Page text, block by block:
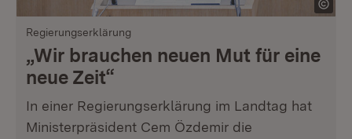
Regierungserklärung
„Wir brauchen neuen Mut für eine
neue Zeit“
In einer Regierungserklärung im Landtag hat
Ministerpräsident Cem Özdemir die